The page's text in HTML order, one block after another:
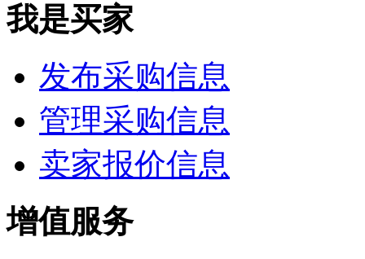
我是买家
发布采购信息
管理采购信息
卖家报价信息
增值服务